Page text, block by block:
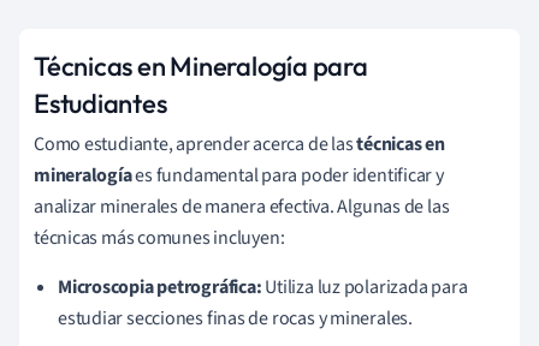
Técnicas en Mineralogía para
Estudiantes
Como estudiante, aprender acerca de lastécnicas en
mineralogíaes fundamental para poder identificar y
analizar minerales de manera efectiva. Algunas de las
técnicas más comunes incluyen:
Microscopia petrográfica:Utiliza luz polarizada para
estudiar secciones finas de rocas y minerales.